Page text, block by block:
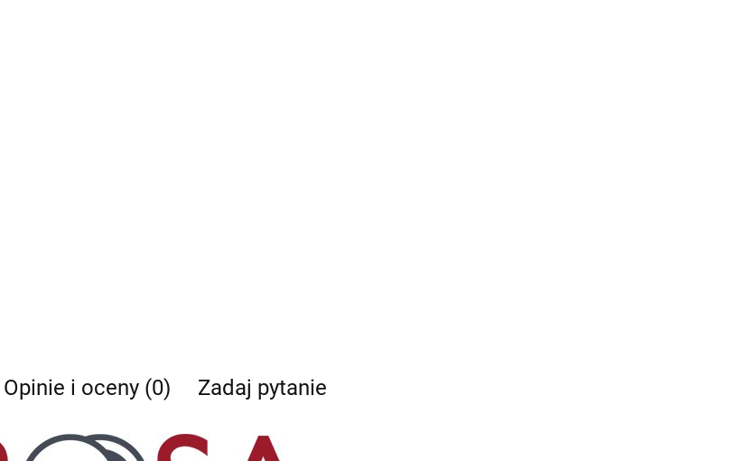
Opinie i oceny (0) Zadaj pytanie